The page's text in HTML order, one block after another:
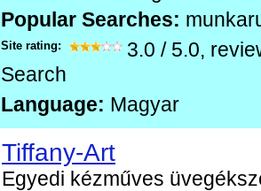
Popular Searches:
Site rating: 3.0 / 5.0,
Search
Language: Magyar
Tiffany-Art
Egyedi kézműves